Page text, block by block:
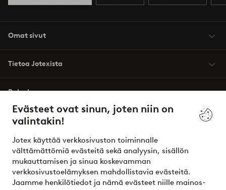
Evästeet ovat sinun, joten niin on
valintakin!
Jotex käyttää verkkosivuston toiminnalle
välttämättömiä evästeitä sekä analyysin, sisällön
mukauttamisen ja sinua koskevamman
verkkosivustoelämyksen mahdollistavia evästeitä.
Jaamme henkilötiedot ja nämä evästeet niille mainos-
Omat sivut
Tietoa Jotexista
Palvelumme
Ehdot
Ystävät